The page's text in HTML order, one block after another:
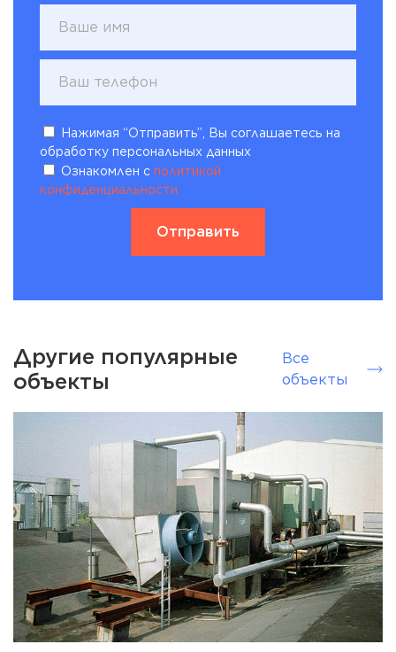
Нажимая “Отправить”, Вы соглашаетесь на
обработку персональных данных
Ознакомлен с политикой
конфиденциальности
Другие популярные
объекты
Все
объекты